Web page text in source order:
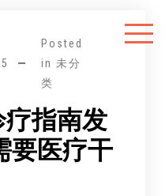
Posted
in 未分
类
指南发
要医疗干